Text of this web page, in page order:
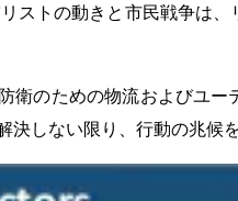
ストの動きと市民戦争は
のための物流およびユ
しない限り、行動の兆候を